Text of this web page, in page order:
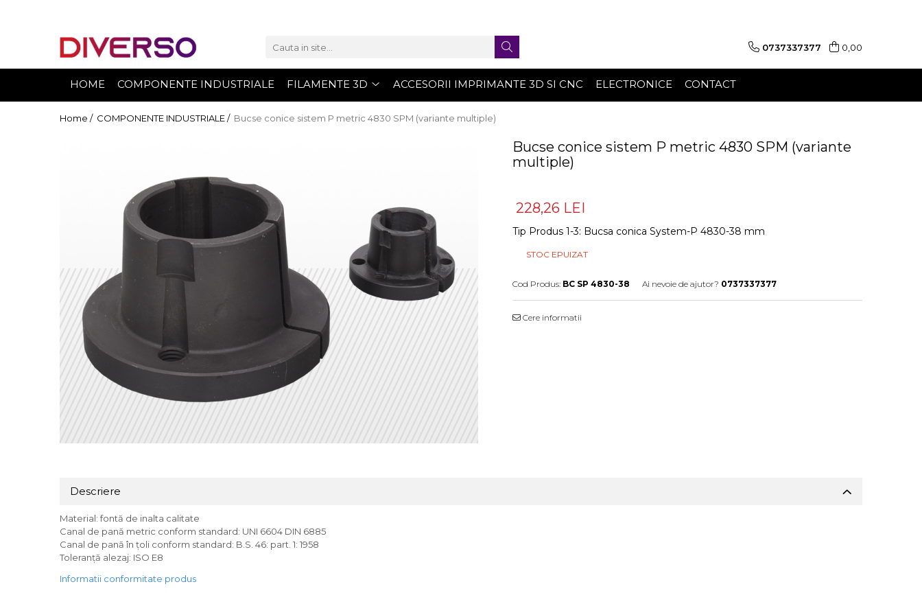
FILAMENTE 3D 0737337377 0,00
HOME COMPONENTE INDUSTRIALE FILAMENTE 3D ACCESORII IMPRIMANTE 3D SI CNC ELECTRONICE CONTACT
Home / COMPONENTE INDUSTRIALE / Bucse conice sistem P metric 4830 SPM (variante multiple)
Bucse conice sistem P metric 4830 SPM (variante
multiple)
228,26 LEI
Tip Produs 1-3: Bucsa conica System-P 4830-38 mm
STOC EPUIZAT
Cod Produs: BC SP 4830-38 Ai nevoie de ajutor? 0737337377
Cere informatii
Descriere
Material: fontă de inalta calitate
Canal de pană metric conform standard: UNI 6604 DIN 6885
Canal de pană în țoli conform standard: B.S. 46: part. 1: 1958
Toleranță alezaj: ISO E8
Informatii conformitate produs